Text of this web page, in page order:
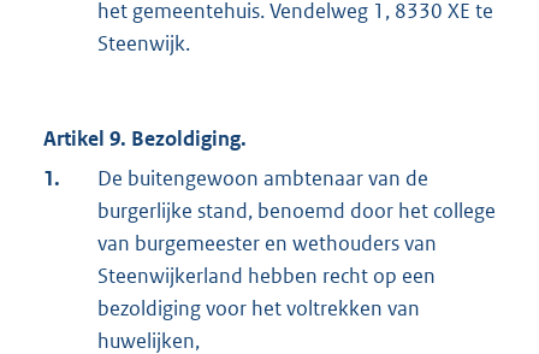
het gemeentehuis. Vendelweg 1, 8330 XE te
Steenwijk.
Artikel 9. Bezoldiging.
1.
De buitengewoon ambtenaar van de
burgerlijke stand, benoemd door het college
van burgemeester en wethouders van
Steenwijkerland hebben recht op een
bezoldiging voor het voltrekken van
huwelijken,